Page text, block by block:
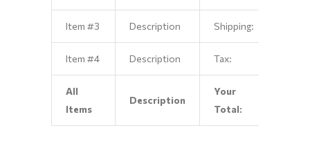
Item #3 Description Shipping:
Item #4 Description Tax:
All
Items
Description
Your
Total: